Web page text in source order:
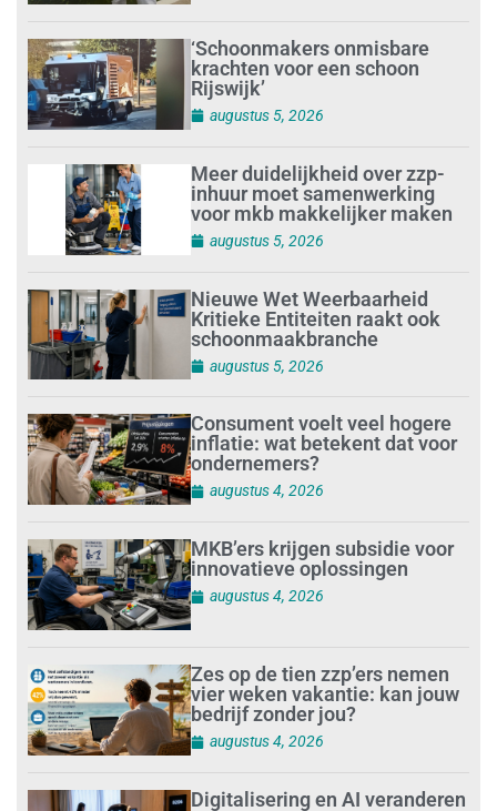
‘Schoonmakers onmisbare
krachten voor een schoon
Rijswijk’
augustus 5, 2026
Meer duidelijkheid over zzp-
inhuur moet samenwerking
voor mkb makkelijker maken
augustus 5, 2026
Nieuwe Wet Weerbaarheid
Kritieke Entiteiten raakt ook
schoonmaakbranche
augustus 5, 2026
Consument voelt veel hogere
inflatie: wat betekent dat voor
ondernemers?
augustus 4, 2026
MKB’ers krijgen subsidie voor
innovatieve oplossingen
augustus 4, 2026
Zes op de tien zzp’ers nemen
vier weken vakantie: kan jouw
bedrijf zonder jou?
augustus 4, 2026
Digitalisering en AI veranderen